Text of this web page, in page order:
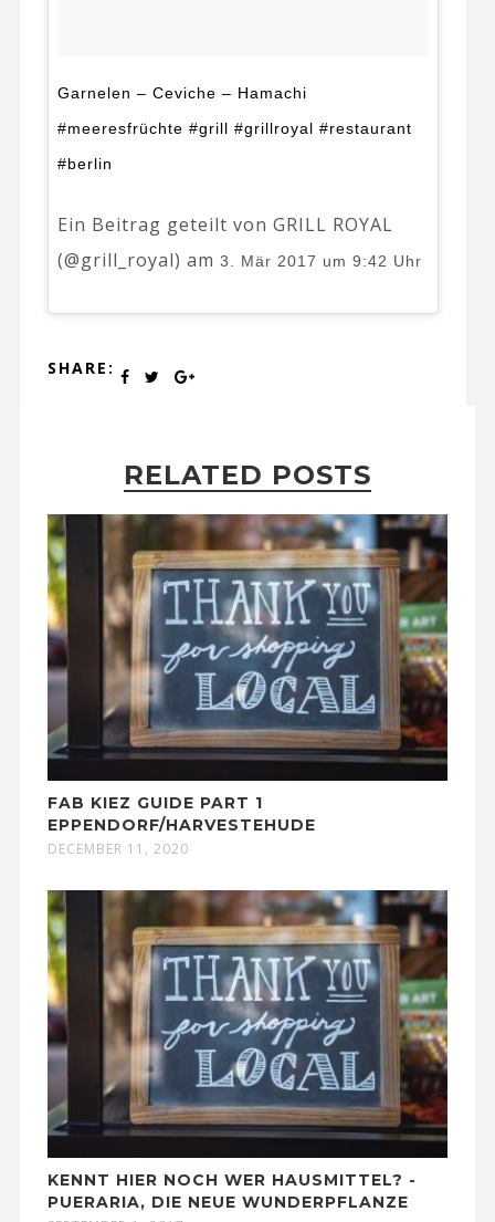
Garnelen – Ceviche – Hamachi
#meeresfrüchte #grill #grillroyal #restaurant
#berlin
Ein Beitrag geteilt von GRILL ROYAL
(@grill_royal) am 3. Mär 2017 um 9:42 Uhr
SHARE:
RELATED POSTS
FAB KIEZ GUIDE PART 1
EPPENDORF/HARVESTEHUDE
DECEMBER 11, 2020
KENNT HIER NOCH WER HAUSMITTEL? -
PUERARIA, DIE NEUE WUNDERPFLANZE